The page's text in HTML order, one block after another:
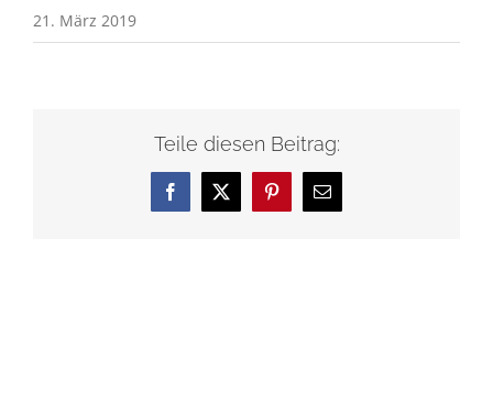
21. März 2019
Teile diesen Beitrag:
Facebook
X Pinterest
E-
Mail